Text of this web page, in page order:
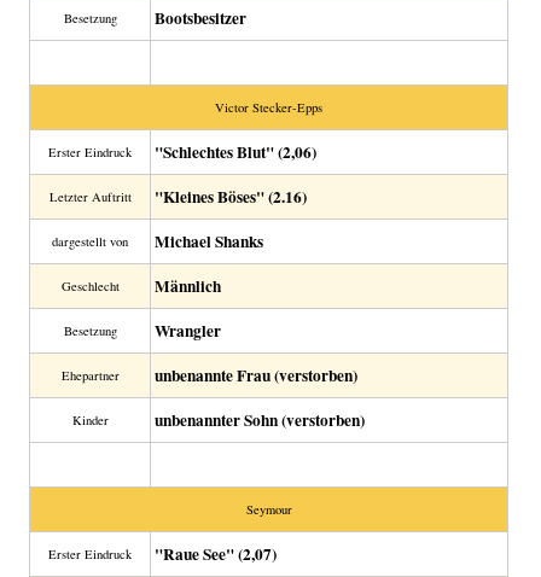
Besetzung Bootsbesitzer
Victor Stecker-Epps
Erster Eindruck "Schlechtes Blut" (2,06)
Letzter Auftritt "Kleines Böses" (2.16)
dargestellt von Michael Shanks
Geschlecht Männlich
Besetzung Wrangler
Ehepartner unbenannte Frau (verstorben)
Kinder unbenannter Sohn (verstorben)
Seymour
Erster Eindruck "Raue See" (2,07)